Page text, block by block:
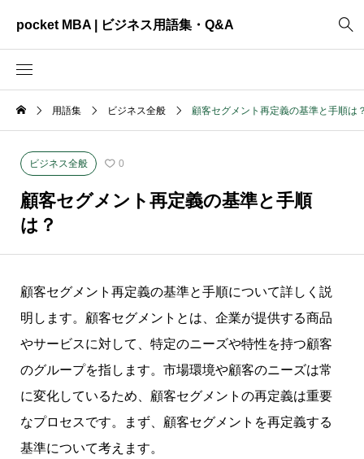
pocket MBA | ビジネス用語集・Q&A
ビジネス全般 2465
資料作成
創業計画
コンサルティング
用語集 ビジネス全般 顧客セグメント再定義の基準と手順は
ビジネス全般 0
顧客セグメント再定義の基準と手順
は？
顧客セグメント再定義の基準と手順について詳しく説
明します。顧客セグメントとは、企業が提供する商品
やサービスに対して、特定のニーズや特性を持つ顧客
のグループを指します。市場環境や顧客のニーズは常
に変化しているため、顧客セグメントの再定義は重要
なプロセスです。まず、顧客セグメントを再定義する
基準について考えます。